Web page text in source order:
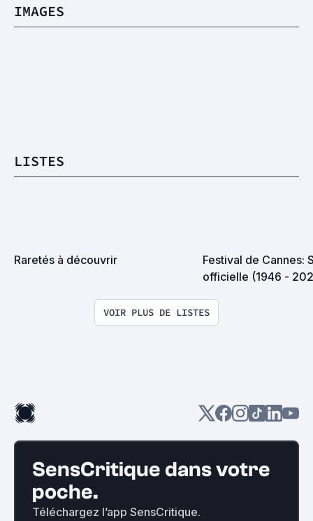
IMAGES
LISTES
Raretés à découvrir
Festival de Cannes:
officielle (1946 -
VOIR PLUS DE LISTES
SensCritique dans votre
poche.
Téléchargez l’app SensCritique.